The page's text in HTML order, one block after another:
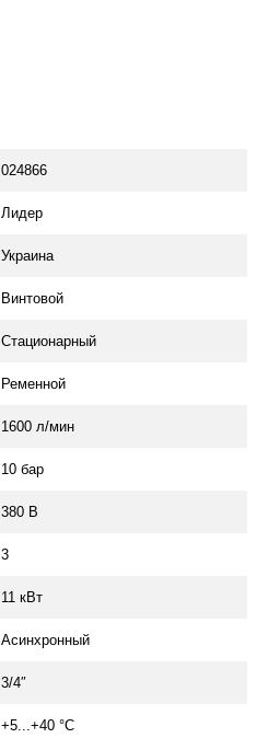
024866
Лидер
Украина
Винтовой
Стационарный
Ременной
1600 л/мин
10 бар
380 В
3
11 кВт
Асинхронный
3/4″
+5...+40 °С